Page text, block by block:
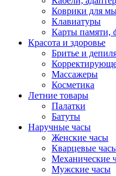
Коврики для
Клавиатуры
Карты памяти,
Красота и здоровье
Бритье и
Массажеры
Косметика
Летние товары
Палатки
Батуты
Наручные часы
Женские часы
Кварцевые
Механические
Мужские часы